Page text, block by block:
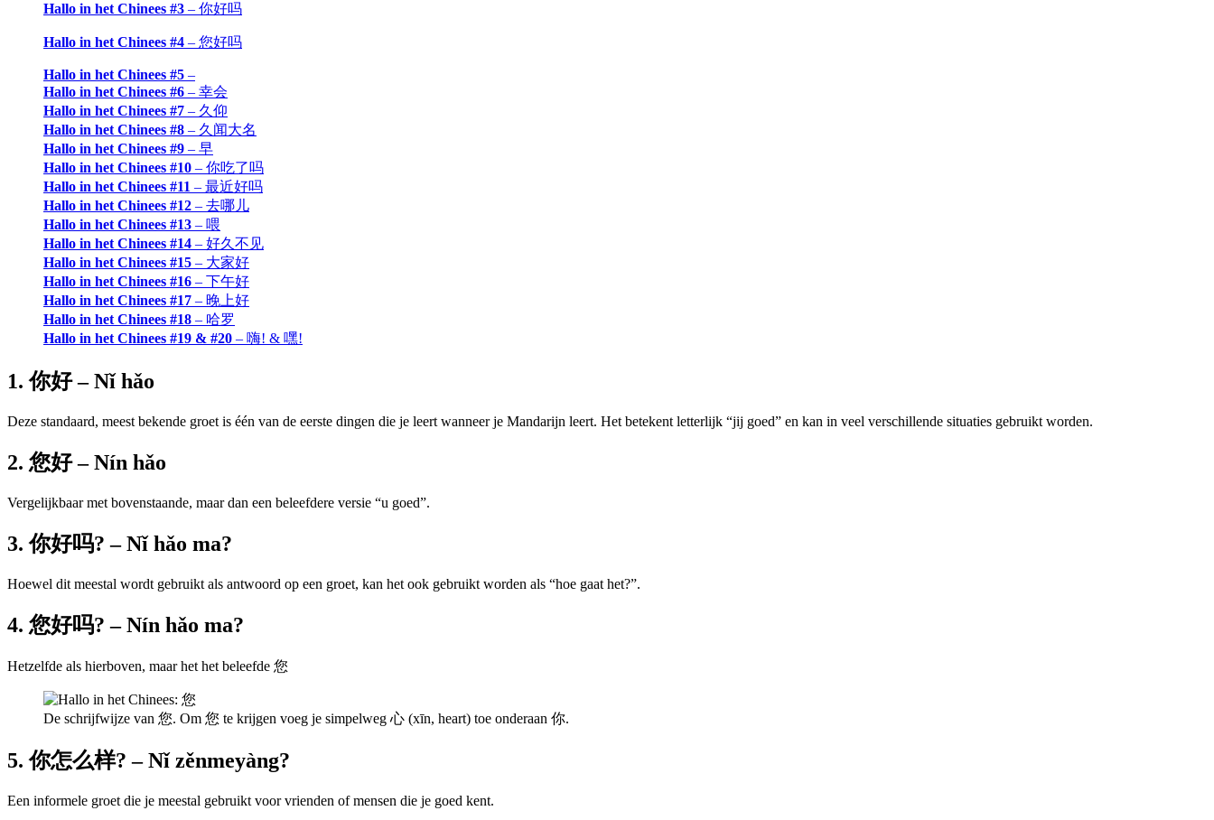
Hallo in het Chinees #3 – 你好吗
Hallo in het Chinees #4 – 您好吗
Hallo in het Chinees #5 –
Hallo in het Chinees #6 – 幸会
Hallo in het Chinees #7 – 久仰
Hallo in het Chinees #8 – 久闻大名
Hallo in het Chinees #9 – 早
Hallo in het Chinees #10 – 你吃了吗
Hallo in het Chinees #11 – 最近好吗
Hallo in het Chinees #12 – 去哪儿
Hallo in het Chinees #13 – 喂
Hallo in het Chinees #14 – 好久不见
Hallo in het Chinees #15 – 大家好
Hallo in het Chinees #16 – 下午好
Hallo in het Chinees #17 – 晚上好
Hallo in het Chinees #18 – 哈罗
Hallo in het Chinees #19 & #20 – 嗨! & 嘿!
1. 你好 – Nǐ hǎo
Deze standaard, meest bekende groet is één van de eerste dingen die je leert wanneer je Mandarijn leert. Het betekent letterlijk “jij goed” en kan in veel verschillende situaties gebruikt worden.
2. 您好 – Nín hǎo
Vergelijkbaar met bovenstaande, maar dan een beleefdere versie “u goed”.
3. 你好吗? – Nǐ hǎo ma?
Hoewel dit meestal wordt gebruikt als antwoord op een groet, kan het ook gebruikt worden als “hoe gaat het?”.
4. 您好吗? – Nín hǎo ma?
Hetzelfde als hierboven, maar het het beleefde 您
De schrijfwijze van 您. Om 您 te krijgen voeg je simpelweg 心 (xīn, heart) toe onderaan 你.
5. 你怎么样? – Nǐ zěnmeyàng?
Een informele groet die je meestal gebruikt voor vrienden of mensen die je goed kent.